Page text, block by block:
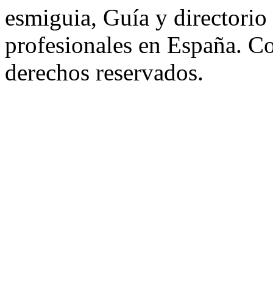
esmiguia, Guía y directorio
profesionales en España.
derechos reservados.